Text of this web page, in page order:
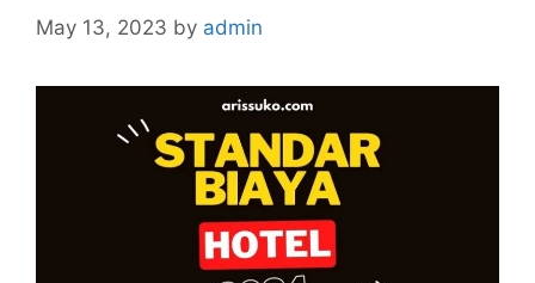
May 13, 2023 by admin